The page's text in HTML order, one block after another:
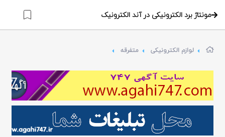
مونتاژ برد الکترونیکی در آند الکترونیک
لوازم الکترونیکی متفرقه